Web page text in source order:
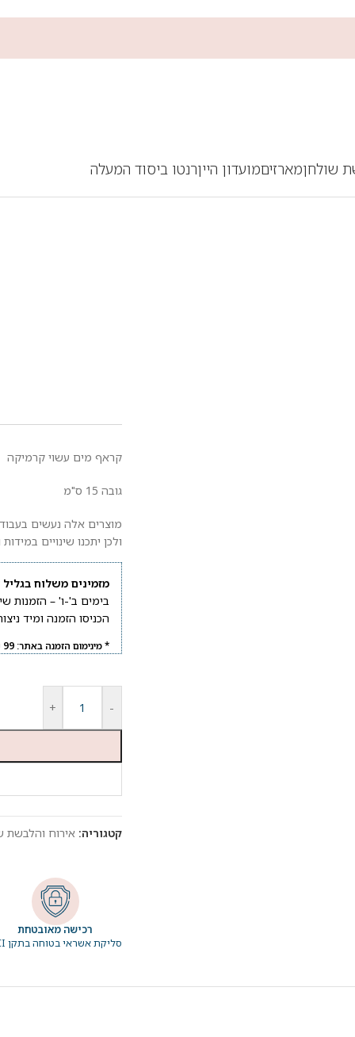
שולחןמארזיםמועדון הייןרנטו ביסוד המעלה
קראף מים עשוי קרמיקה
גובה 15 ס"מ
מוצרים אלה נעשים
ולכן יתכנו שינויים במידות
מזמינים משלוח בגליל
בימים ב'-ו' – הזמנות שיבוצעו עד
הכניסו הזמנה ומיד
* מינימום הזמנה באתר: 99 ₪.
-
+
קטגוריה: אירוח והלבשת
רכישה מאובטחת
סליקת אשראי בטוחה בתקן PCI